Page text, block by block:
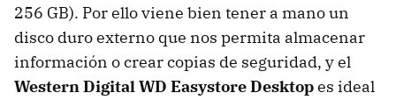
256 GB). Por ello viene bien tener a mano un
disco duro externo que nos permita almacenar
información o crear copias de seguridad, y el
Western Digital WD Easystore Desktopes ideal